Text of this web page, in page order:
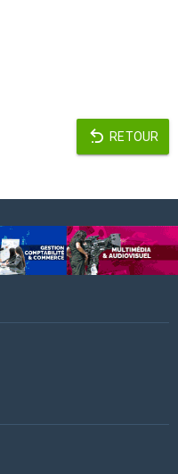
RETOUR